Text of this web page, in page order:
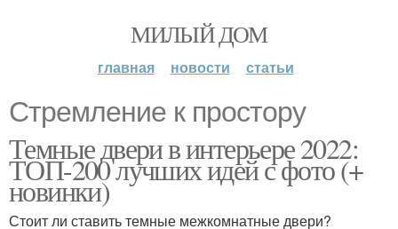
МИЛЫЙ ДОМ
главная новости статьи
Стремление к простору
Темные двери в интерьере 2022:
ТОП-200 лучших идей с фото (+
новинки)
Стоит ли ставить темные межкомнатные двери?